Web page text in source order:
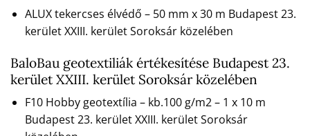
ALUX tekercses élvédő – 50 mm x 30 m Budapest 23.
kerület XXIII. kerület Soroksár közelében
BaloBau geotextiliák értékesítése Budapest 23.
kerület XXIII. kerület Soroksár közelében
F10 Hobby geotextília – kb.100 g/m2 – 1 x 10 m
Budapest 23. kerület XXIII. kerület Soroksár